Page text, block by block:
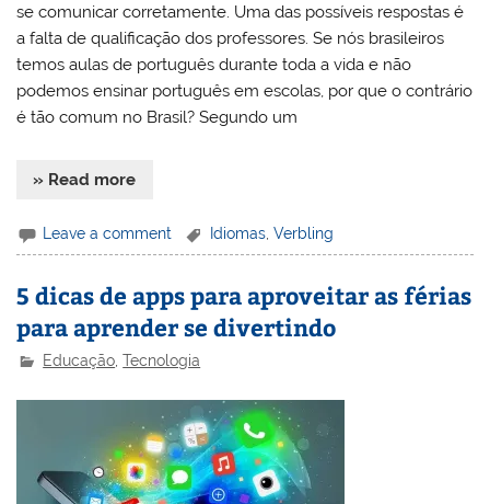
se comunicar corretamente. Uma das possíveis respostas é
a falta de qualificação dos professores. Se nós brasileiros
temos aulas de português durante toda a vida e não
podemos ensinar português em escolas, por que o contrário
é tão comum no Brasil? Segundo um
» Read more
Leave a comment Idiomas ,Verbling
5 dicas de apps para aproveitar as férias
para aprender se divertindo
Educação ,Tecnologia